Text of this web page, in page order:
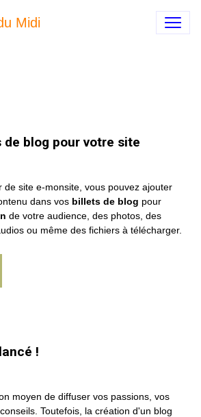
de blog pour votre site
de site e-monsite, vous pouvez ajouter
dans vos billets de blog pour
de votre audience, des photos, des
ou même des fichiers à télécharger.
!
moyen de diffuser vos passions, vos
Toutefois, la création d'un blog